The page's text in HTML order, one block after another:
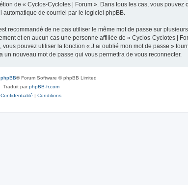
de « Cyclos-Cyclotes | Forum ». Dans tous les cas, vous
automatique de courriel par le logiciel phpBB.
recommandé de ne pas utiliser le même mot de passe sur
et en aucun cas une personne affiliée de « Cyclos-Cyclotes |
pouvez utiliser la fonction « J’ai oublié mon mot de passe »
nouveau mot de passe qui vous permettra de vous reconnecter.
phpBB® Forum Software © phpBB Limited
Traduit parphpBB-fr.com
Confidentialité | Conditions